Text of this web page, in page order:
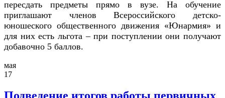
пересдать предметы прямо в вузе. На обучение
приглашают членов Всероссийского детско-
юношеского общественного движения «Юнармия» и
для них есть льгота – при поступлении они получают
добавочно 5 баллов.
мая
17
Подведение итогов работы первичных